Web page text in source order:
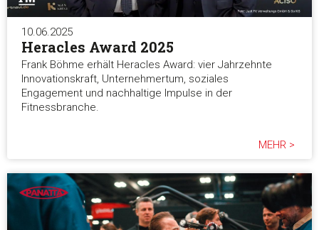
10.06.2025
Heracles Award 2025
Frank Böhme erhält Heracles Award: vier Jahrzehnte
Innovationskraft, Unternehmertum, soziales
Engagement und nachhaltige Impulse in der
Fitnessbranche.
MEHR >